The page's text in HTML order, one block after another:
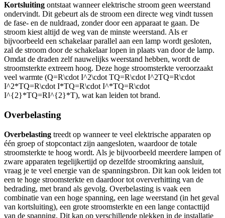
Kortsluiting ontstaat wanneer elektrische stroom geen weerstand
ondervindt. Dit gebeurt als de stroom een directe weg vindt tussen
de fase- en de nuldraad, zonder door een apparaat te gaan. De
stroom kiest altijd de weg van de minste weerstand. Als er
bijvoorbeeld een schakelaar parallel aan een lamp wordt gesloten,
zal de stroom door de schakelaar lopen in plaats van door de lamp.
Omdat de draden zelf nauwelijks weerstand hebben, wordt de
stroomsterkte extreem hoog. Deze hoge stroomsterkte veroorzaakt
veel warmte (Q=R\cdot I^2\cdot TQ=R\cdot I^2TQ=R\cdot
I^2*TQ=R\cdot I*TQ=R\cdot I^*TQ=R\cdot
I^{2}*TQ=RI^{2}*T), wat kan leiden tot brand.
Overbelasting
Overbelasting treedt op wanneer te veel elektrische apparaten op
één groep of stopcontact zijn aangesloten, waardoor de totale
stroomsterkte te hoog wordt. Als je bijvoorbeeld meerdere lampen of
zware apparaten tegelijkertijd op dezelfde stroomkring aansluit,
vraag je te veel energie van de spanningsbron. Dit kan ook leiden tot
een te hoge stroomsterkte en daardoor tot oververhitting van de
bedrading, met brand als gevolg. Overbelasting is vaak een
combinatie van een hoge spanning, een lage weerstand (in het geval
van kortsluiting), een grote stroomsterkte en een lange contacttijd
van de spanning. Dit kan op verschillende plekken in de installatie